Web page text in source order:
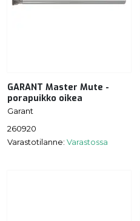
GARANT Master Mute -
porapuikko oikea
Garant
260920
Varastotilanne: Varastossa